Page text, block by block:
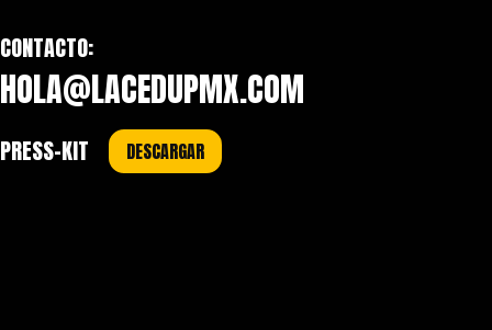
CONTACTO:
HOLA@LACEDUPMX.COM
PRESS-KIT DESCARGAR